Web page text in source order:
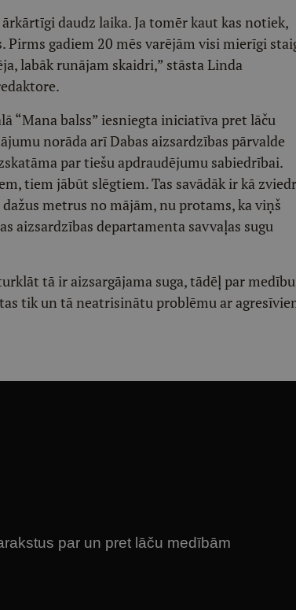
daudz laika. Ja tomēr kaut kas notiek,
Pirms gadiem 20 mēs varējām visi mierīgi
labāk runājam skaidri,” stāsta Linda
“Mana balss” iesniegta iniciatīva pret lāču
norāda arī Dabas aizsardzības pārvalde
par tiešu apdraudējumu sabiedrībai.
tiem jābūt slēgtiem. Tas savādāk ir kā
metrus no mājām, nu protams, ka viņš
aizsardzības departamenta savvaļas sugu
tā ir aizsargājama suga, tādēļ par medību
tik un tā neatrisinātu problēmu ar